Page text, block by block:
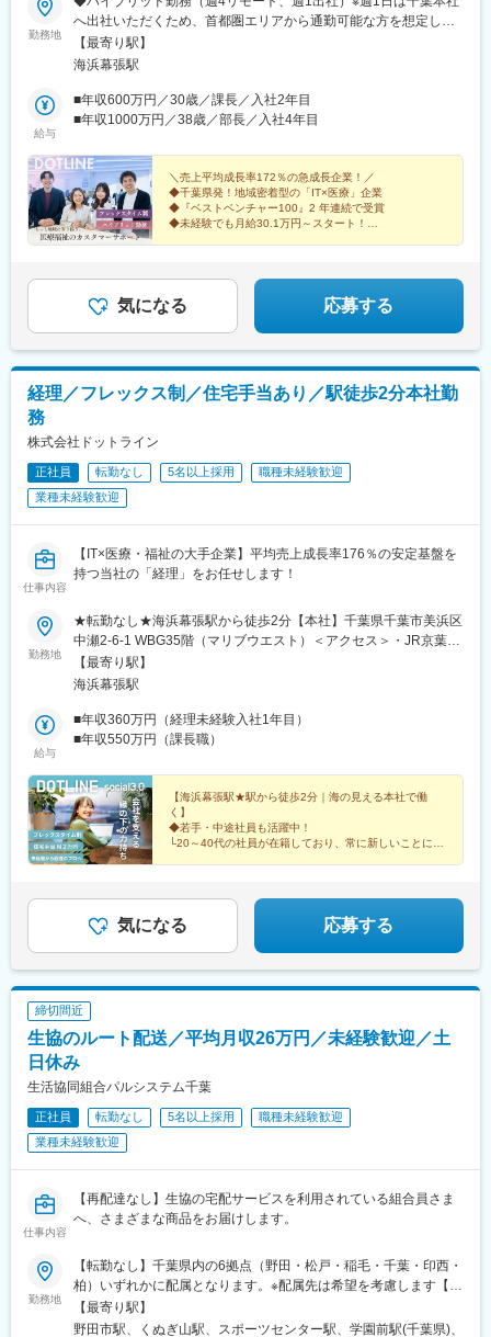
勤務地
へ出社いただくため、首都圏エリアから通勤可能な方を想定して
います。＜本社＞千葉県千葉市美浜区中瀬2-6-1 WBG35階（マリ
ブウエスト） ★転勤なし★海浜幕張駅から徒歩1分＜アクセス＞
【最寄り駅】
海浜幕張駅
給与
■年収600万円／30歳／課長／入社2年目
■年収1000万円／38歳／部長／入社4年目
＼売上平均成長率172％の急成長企業！／
◆千葉県発！地域密着型の「IT×医療」企業
◆『ベストベンチャー100』2 年連続で受賞
◆未経験でも月給30.1万円～スタート！
気になる 応募する
経理／フレックス制／住宅手当あり／駅徒歩2分本社勤
務
株式会社ドットライン
正社員 転勤なし 5名以上採用
職種未経験歓迎
業種未経験歓迎
仕事内容
【IT×医療・福祉の大手企業】平均売上成長率176％の安定基盤を
持つ当社の「経理」をお任せします！
勤務地
★転勤なし★海浜幕張駅から徒歩2分【本社】千葉県千葉市美浜区
中瀬2-6-1 WBG35階（マリブウエスト）＜アクセス＞・JR京葉線
「海浜幕張駅」南口より徒歩2分◆関係構築しやすい職場です転勤
がないため、勤務先が変わる心配はありません。同じ本社で勤務
です！※受動喫煙対策有：禁煙
【最寄り駅】
海浜幕張駅
給与
■年収360万円（経理未経験入社1年目）
■年収550万円（課長職）
【海浜幕張駅★駅から徒歩2分｜海の見える本社で働
く】
◆若手・中途社員も活躍中！
└20～40代の社員が在籍しており、常に新しいことに取
保育園が無料
気になる 応募する
締切間近
生協のルート配送／平均月収26万円／未経験歓迎／土
日休み
生活協同組合パルシステム千葉
正社員 転勤なし 5名以上採用
職種未経験歓迎
業種未経験歓迎
仕事内容
【再配達なし】生協の宅配サービスを利用されている組合員さま
へ、さまざまな商品をお届けします。
勤務地
【転勤なし】千葉県内の6拠点（野田・松戸・稲毛・千葉・印西・
柏）いずれかに配属となります。※配属先は希望を考慮します【野
田センター】千葉県野田市中根193東武アーバンパークライン
『野田市駅』から徒歩15分【松戸センター】千葉県松戸市松飛台
【最寄り駅】
野田市駅、くぬぎ山駅、スポーツセンター駅、学園前駅(千葉県)、